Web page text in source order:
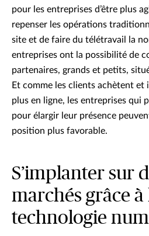
pour les entreprises d’être plus
repenser les opérations
site et de faire du télétravail la
entreprises ont la possibilité de
partenaires, grands et petits,
Et comme les clients achètent et
plus en ligne, les entreprises qui
pour élargir leur présence
position plus favorable.
S’implanter sur
marchés grâce à
technologie